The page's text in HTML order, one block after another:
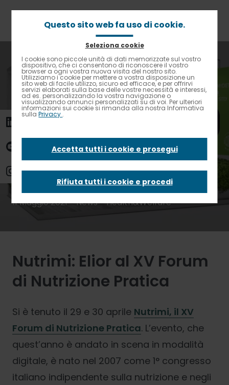
Contrasto elevato
Briciole
pane
Home
News
Nutrimi: Elior al XV Forum di Nutrizione Pratica
Nutrimi: Elior al XV
Forum di Nutrizione
Pratica
11 Maggio 2021 - News -Health&Welfare
Nutrimi: Elior al XV Forum
di Nutrizione Pratica
Si è tenuto il 29 e 30 aprile Nutrimi, il XV
Forum di Nutrizione Pratica. L’evento, che
quest’anno è andato in scena in modalità
digitale, è nato nel 2007 come 1° congresso
italiano indipendente sulla nutrizione e negli
Questo sito web fa uso di cookie.
Seleziona cookie
I cookie sono piccole unità di dati memorizzate sul vostro
dispositivo, che ci consentono di riconoscere il vostro
browser a ogni vostra nuova visita del nostro sito.
Utilizziamo i cookie per mettere a vostra disposizione un
sito web di facile utilizzo, sicuro ed efficace, e per offrirvi
servizi elaborati sulla base delle vostre necessità e interessi,
ad es. personalizzando la vostra navigazione o
visualizzando annunci personalizzati su di voi. Per ulteriori
informazioni sui cookie si rimanda alla nostra Informativa
sullaPrivacy .
Accetta tutti i cookie e prosegui
Rifiuta tutti i cookie e procedi